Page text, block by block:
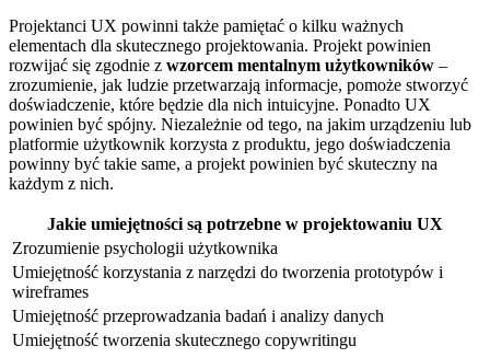
Projektanci⁣ UX powinni także pamiętać o kilku ważnych
elementach ⁢dla skutecznego projektowania. Projekt powinien
rozwijać się⁣ zgodnie z wzorcem mentalnym użytkowników –
zrozumienie, jak ludzie przetwarzają informacje, pomoże stworzyć
doświadczenie, które‍ będzie dla ‌nich ⁣intuicyjne. Ponadto UX⁣
powinien ​być spójny. Niezależnie od tego, na jakim urządzeniu lub
platformie użytkownik korzysta z produktu, jego doświadczenia
powinny‍ być‌ takie same,‍ a projekt ​powinien być skuteczny na
każdym z nich.
Jakie umiejętności są potrzebne w projektowaniu UX
Zrozumienie psychologii ‍użytkownika
Umiejętność korzystania z narzędzi do tworzenia prototypów i
wireframes
Umiejętność przeprowadzania badań⁣ i analizy danych
Umiejętność tworzenia skutecznego copywritingu